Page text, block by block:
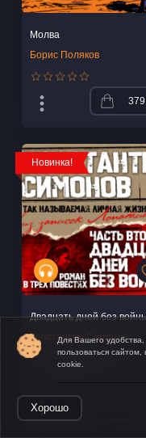
Молва
Борис Поляков
Новинка!
Двадцать дней без
Константин Симонов
Для Вашего
пользоваться
cookie.
Хорошо